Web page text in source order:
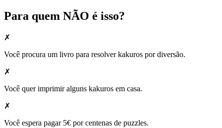
Para quem NÃO é isso?
✗
Você procura um livro para resolver kakuros por diversão.
✗
Você quer imprimir alguns kakuros em casa.
✗
Você espera pagar 5€ por centenas de puzzles.